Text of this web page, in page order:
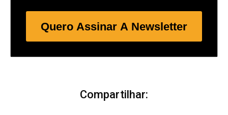
Quero Assinar A Newsletter
Compartilhar: